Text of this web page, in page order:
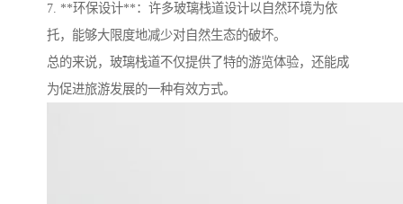
7. **环保设计**：许多玻璃栈道设计以自然环境为依
托，能够大限度地减少对自然生态的破坏。
总的来说，玻璃栈道不仅提供了特的游览体验，还能成
为促进旅游发展的一种有效方式。